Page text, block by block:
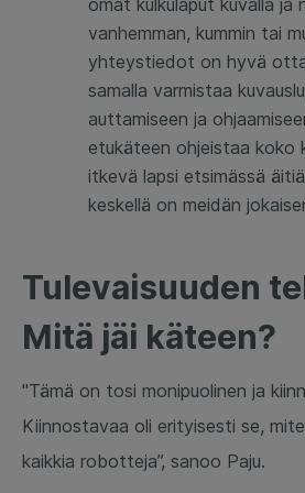
omat kulkulaput kuvalla ja
vanhemman, kummin tai
yhteystiedot on hyvä
samalla varmistaa
auttamiseen ja
etukäteen ohjeistaa koko
itkevä lapsi etsimässä
keskellä on meidän
Tulevaisuuden
Mitä jäi käteen?
"Tämä on tosi monipuolinen ja
Kiinnostavaa oli erityisesti se,
kaikkia robotteja”, sanoo Paju.